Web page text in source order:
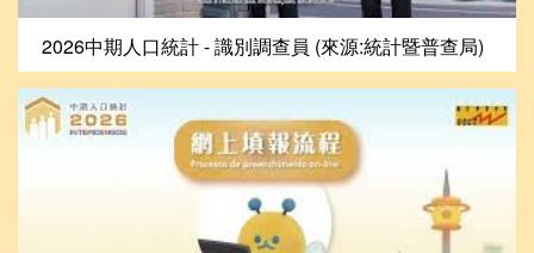
2026中期人口統計 - 識別調查員 (來源:統計暨普查局)